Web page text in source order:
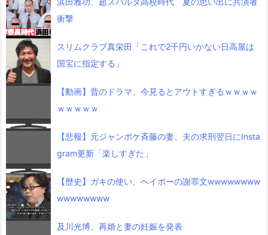
衝撃
スリムクラブ真栄田「これで2千円いかない日高屋は
国宝に指定する」
【動画】昔のドラマ、今見るとアウトすぎるｗｗｗｗ
ｗｗｗｗｗ
【悲報】元ジャンポケ斉藤の妻、夫の求刑翌日にInsta
gram更新「楽しすぎた」
【歴史】ガキの使い、ヘイポーの謝罪文wwwwwwww
wwwwwwww
及川光博、再婚と妻の妊娠を発表